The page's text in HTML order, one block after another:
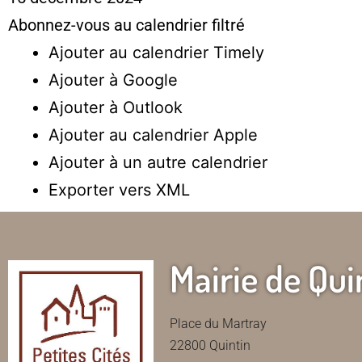
Abonnez-vous au calendrier filtré
Ajouter au calendrier Timely
Ajouter à Google
Ajouter à Outlook
Ajouter au calendrier Apple
Ajouter à un autre calendrier
Exporter vers XML
Mairie de
Place du Martray
22800 Quintin